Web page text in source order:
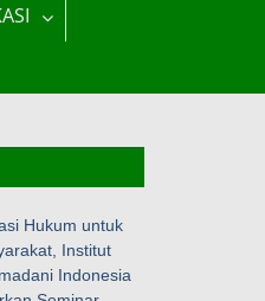
Hukum untuk
Institut
Indonesia